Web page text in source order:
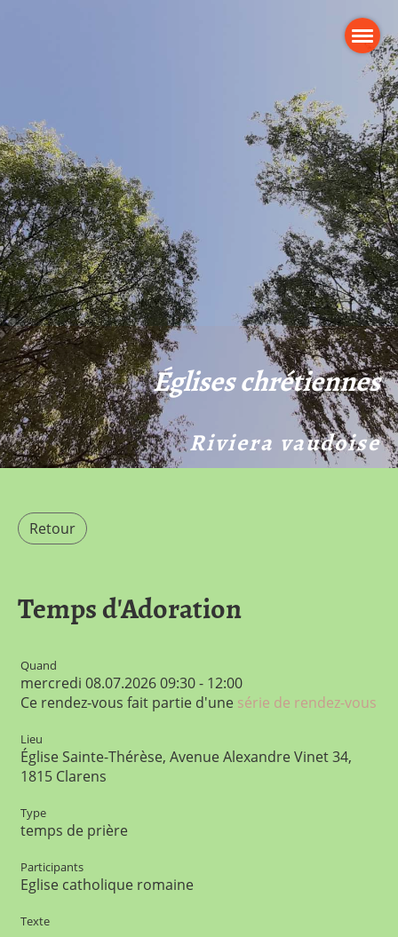
Églises chrétiennes
Riviera vaudoise
Retour
Temps d'Adoration
Quand
mercredi 08.07.2026 09:30 - 12:00
Ce rendez-vous fait partie d'une série de rendez-vous
Lieu
Église Sainte-Thérèse, Avenue Alexandre Vinet 34,
1815 Clarens
Type
temps de prière
Participants
Eglise catholique romaine
Texte